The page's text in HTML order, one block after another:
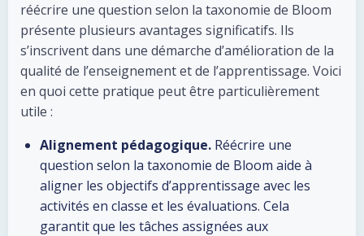
réécrire une question selon la taxonomie de Bloom
présente plusieurs avantages significatifs. Ils
s’inscrivent dans une démarche d’amélioration de la
qualité de l’enseignement et de l’apprentissage. Voici
en quoi cette pratique peut être particulièrement
utile :
Alignement pédagogique. Réécrire une
question selon la taxonomie de Bloom aide à
aligner les objectifs d’apprentissage avec les
activités en classe et les évaluations. Cela
garantit que les tâches assignées aux